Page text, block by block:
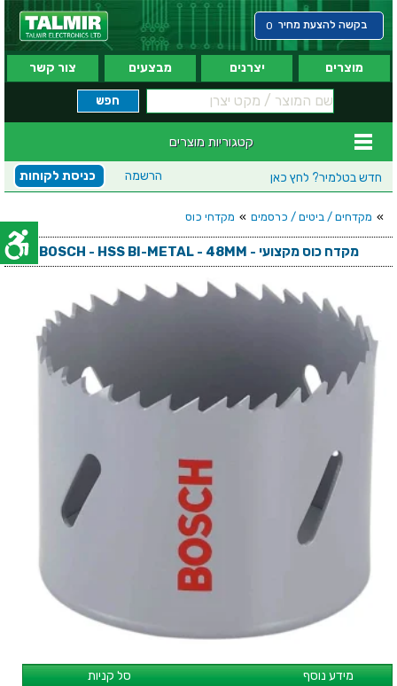
בקשה להצעת מחיר 0
מוצרים יצרנים מבצעים צור קשר
קטגוריות מוצרים
חדש בטלמיר? לחץ כאן כניסת לקוחות הרשמה
» מקדחים / ביטים / כרסמים » מקדחי כוס
מקדח כוס מקצועי - BOSCH - HSS BI-METAL - 48MM
סל קניות מידע נוסף